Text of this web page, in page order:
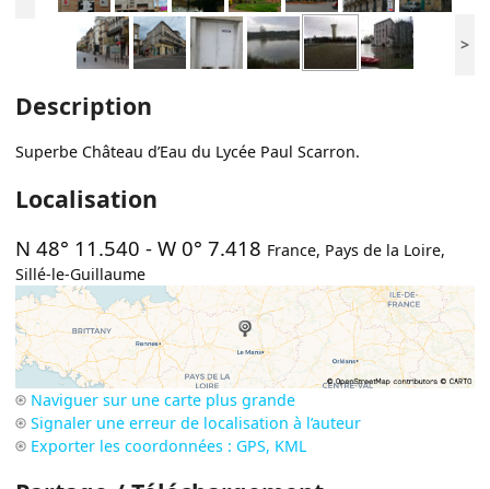
>
Description
Superbe Château d’Eau du Lycée Paul Scarron.
Localisation
N 48° 11.540 -W 0° 7.418 France, Pays de la Loire,
Sillé-le-Guillaume
Naviguer sur une carte plus grande
Signaler une erreur de localisation à l’auteur
Exporter les coordonnées : GPS, KML